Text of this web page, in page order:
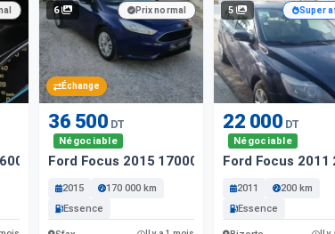
Km
6
Échange
Prix normal
36 500 DT
Négociable
Ford Focus 2015 17000 Km
2015
170 000 km
Essence
5 Super
22 000 DT
Négociable
Ford Focus 2011
2011
200 km
Essence